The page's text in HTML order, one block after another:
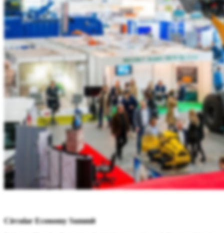
Circular Economy Summit